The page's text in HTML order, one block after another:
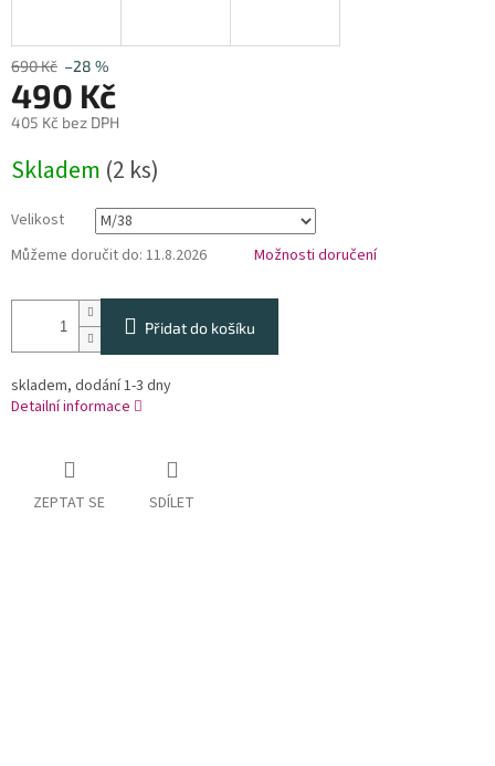
690 Kč –28 %
490 Kč
405 Kč bez DPH
cena:
Skladem (2 ks)
Velikost
Můžeme doručit do: 11.8.2026 Možnosti doručení
Přidat do košíku
skladem, dodání 1-3 dny
Detailní informace
ZEPTAT SE SDÍLET